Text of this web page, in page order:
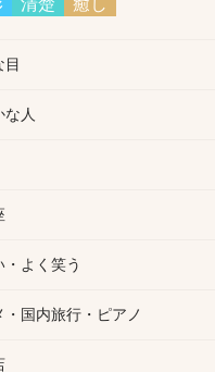
な人
・よく笑う
・国内旅行・ピアノ